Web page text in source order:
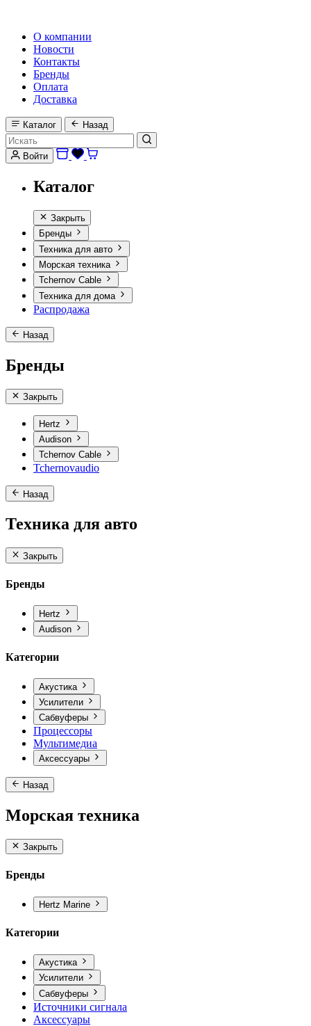
О компании
Новости
Контакты
Бренды
Оплата
Доставка
Каталог Назад
Войти
Каталог
Закрыть
Бренды
Техника для авто
Морская техника
Tchernov Cable
Техника для дома
Распродажа
Назад
Бренды
Закрыть
Hertz
Audison
Tchernov Cable
Tchernovaudio
Назад
Техника для авто
Закрыть
Бренды
Hertz
Audison
Категории
Акустика
Усилители
Сабвуферы
Процессоры
Мультимедиа
Аксессуары
Назад
Морская техника
Закрыть
Бренды
Hertz Marine
Категории
Акустика
Усилители
Сабвуферы
Источники сигнала
Аксессуары